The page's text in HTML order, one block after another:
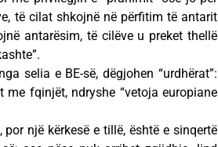
të cilat shkojnë në përfitim të antarit
antarësim, të cilëve u preket thellë
selia e BE-së, dëgjohen “urdhërat”:
fqinjët, ndryshe “vetoja europiane
një kërkesë e tillë, është e sinqertë